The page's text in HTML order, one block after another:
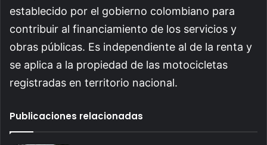
establecido por el gobierno colombiano para
contribuir al financiamiento de los servicios y
obras públicas. Es independiente al de la renta y
se aplica a la propiedad de las motocicletas
registradas en territorio nacional.
Publicaciones relacionadas